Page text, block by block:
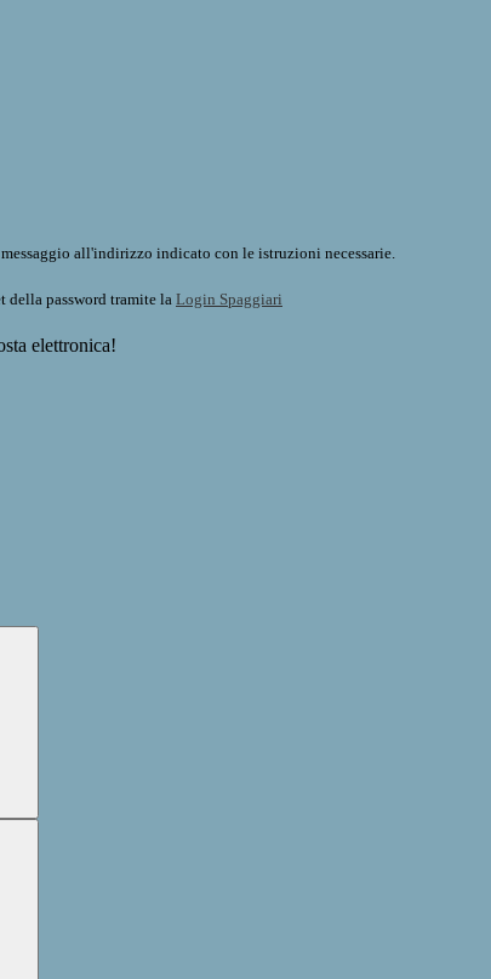
all'indirizzo indicato con le istruzioni necessarie.
della password tramite la Login Spaggiari
elettronica!